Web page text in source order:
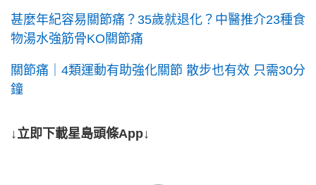
甚麼年紀容易關節痛？35歲就退化？中醫推介23種食
物湯水強筋骨KO關節痛
關節痛｜4類運動有助強化關節 散步也有效 只需30分
鐘
↓立即下載星島頭條App↓